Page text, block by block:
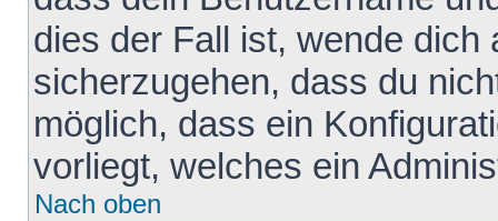
dies der Fall ist, wende dich
sicherzugehen, dass du
möglich, dass ein
vorliegt, welches ein
Nach oben